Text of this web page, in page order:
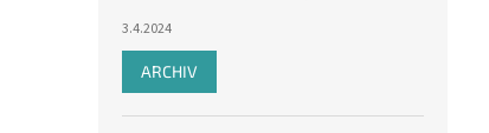
3.4.2024
ARCHIV